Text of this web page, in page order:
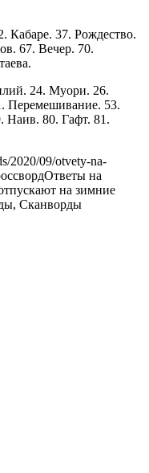
Кабаре. 37. Рождество.
67. Вечер. 70.
24. Муори. 26.
Перемешивание. 53.
Наив. 80. Гафт. 81.
2020/09/otvety-na-
Ответы на
на зимние
Сканворды